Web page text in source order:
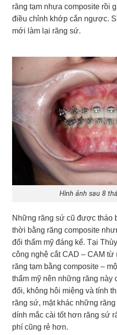
răng tạm nhựa composite rồi
điều chỉnh khớp cắn ngược.
mới làm lại răng sứ.
Hình ảnh sau 8
Những răng sứ cũ được tháo
thời bằng răng composite
đổi thẩm mỹ đáng kể. Tại
công nghệ cắt CAD – CAM từ
răng tạm bằng composite –
thẩm mỹ nên những răng này
đối, không hôi miệng và tính
răng sứ, mặt khác những
dính mắc cài tốt hơn răng sứ
phí cũng rẻ hơn.